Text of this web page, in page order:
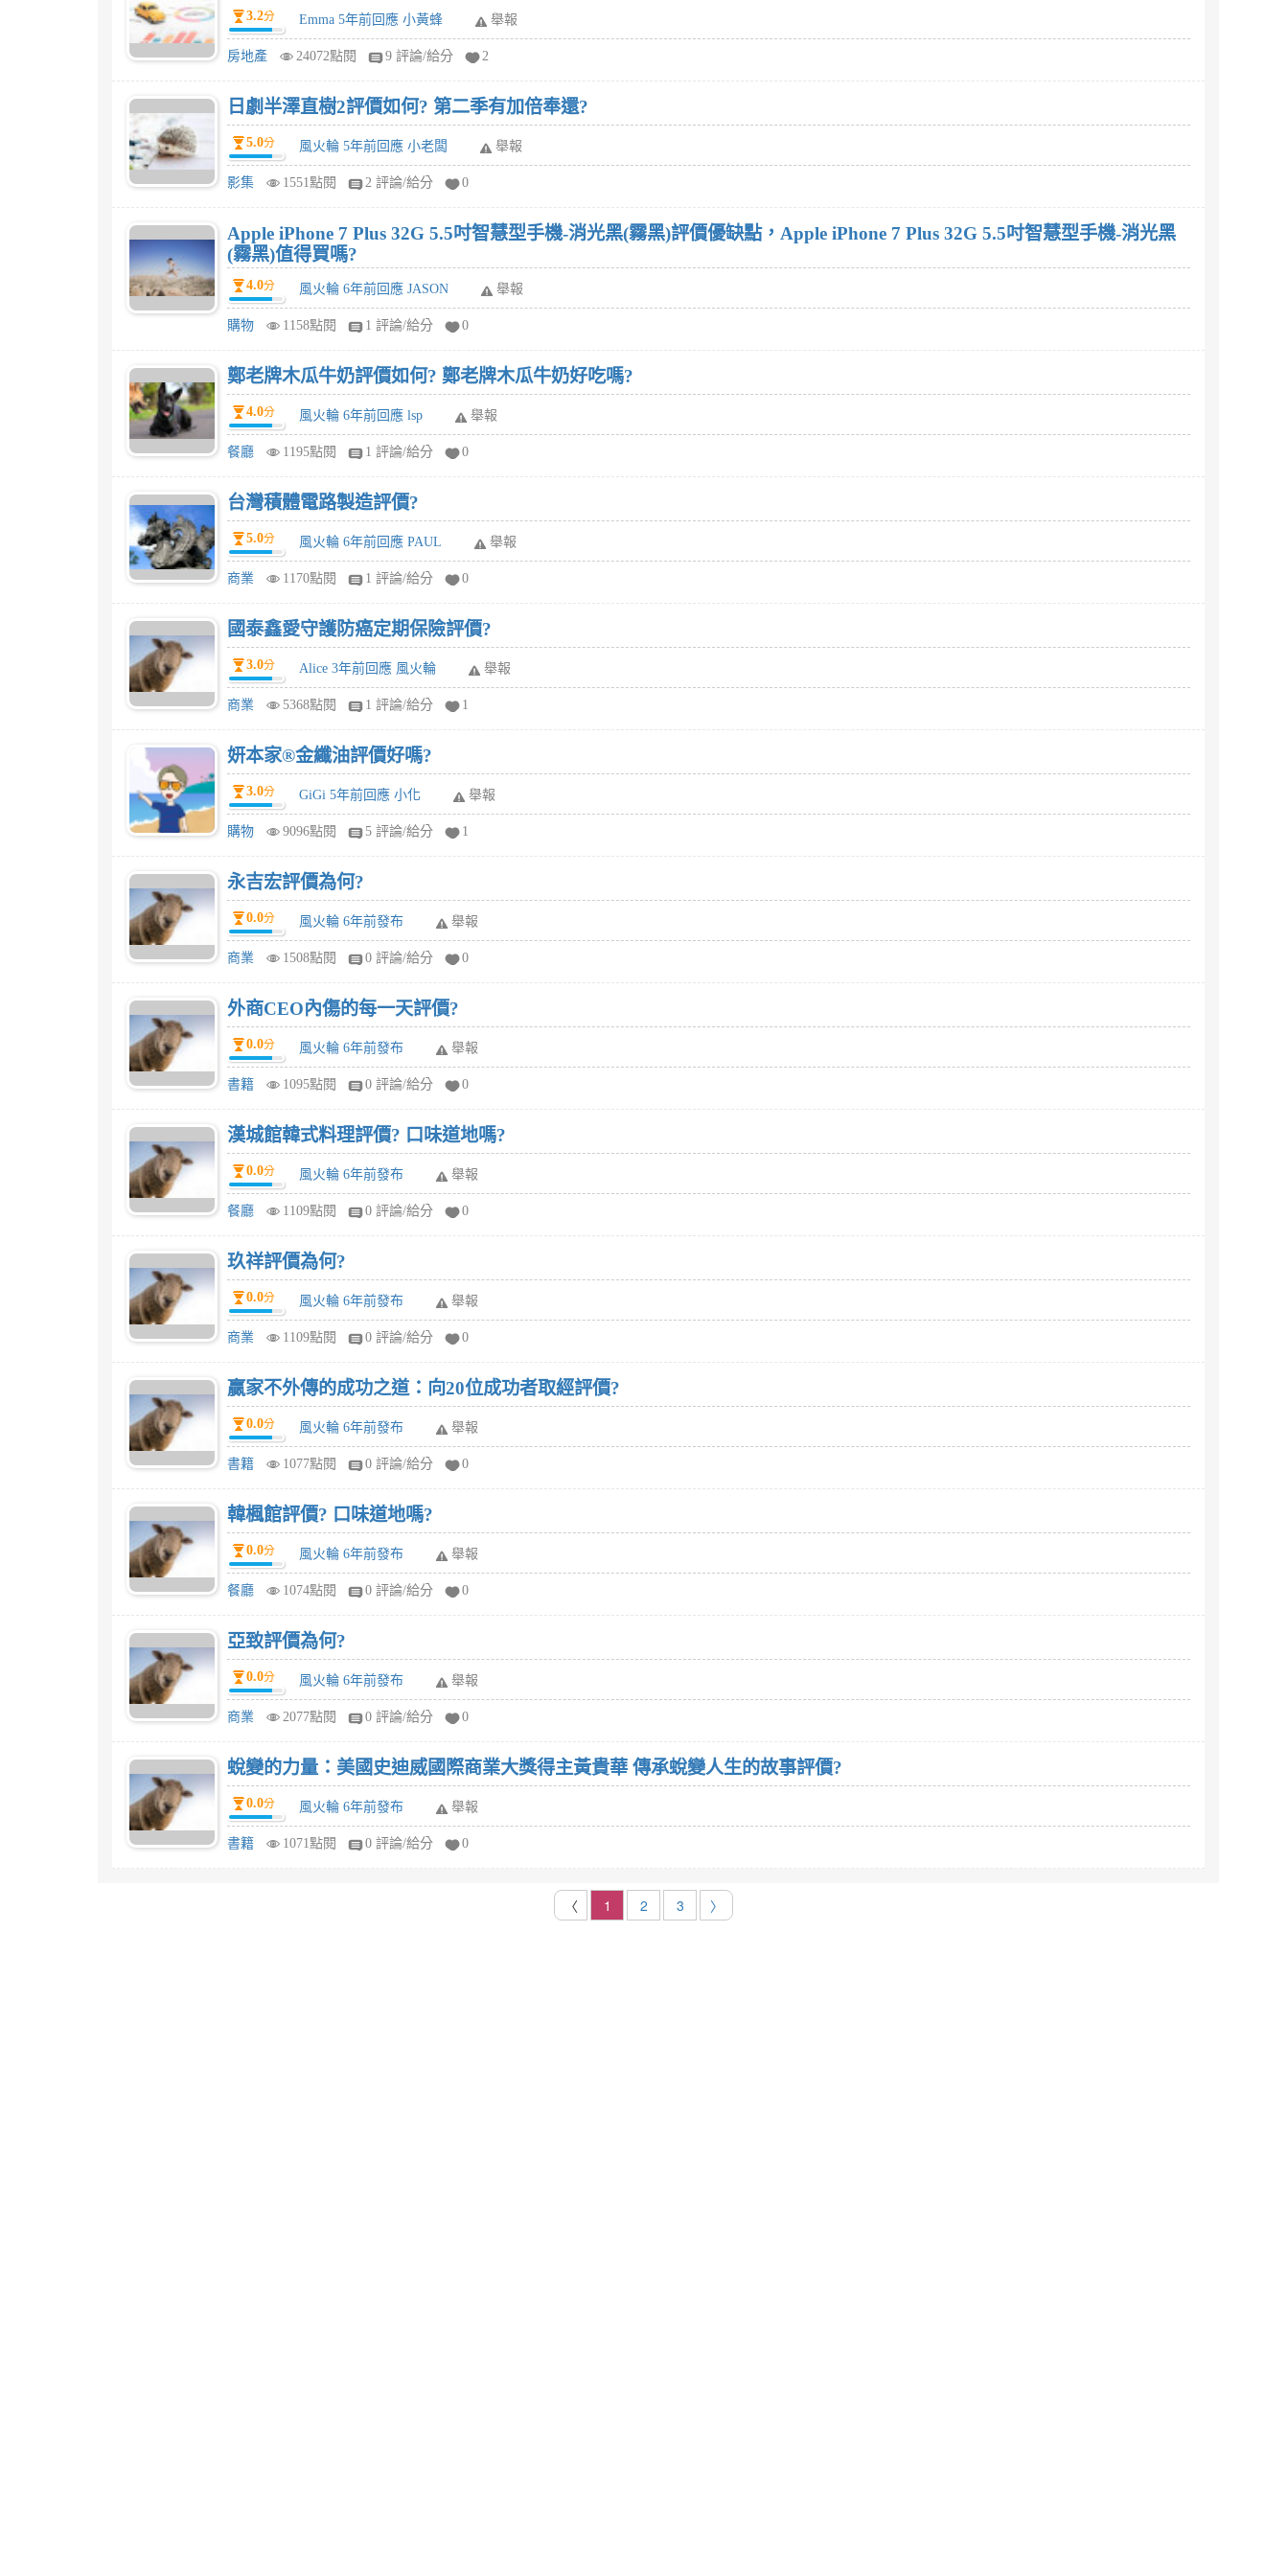
3.2分 Emma 5年前回應 小黃蜂 舉報
房地產 24072點閱 9 評論/給分 2
日劇半澤直樹2評價如何? 第二季有加倍奉還?
5.0分 風火輪 5年前回應 小老闆 舉報
影集 1551點閱 2 評論/給分 0
Apple iPhone 7 Plus 32G 5.5吋智慧型手機-消光黑(霧黑)評價優缺點，Apple iPhone 7 Plus 32G 5.5吋智慧型手機-消光黑
(霧黑)值得買嗎?
4.0分 風火輪 6年前回應 JASON 舉報
購物 1158點閱 1 評論/給分 0
鄭老牌木瓜牛奶評價如何? 鄭老牌木瓜牛奶好吃嗎?
4.0分 風火輪 6年前回應 lsp 舉報
餐廳 1195點閱 1 評論/給分 0
台灣積體電路製造評價?
5.0分 風火輪 6年前回應 PAUL 舉報
商業 1170點閱 1 評論/給分 0
國泰鑫愛守護防癌定期保險評價?
3.0分 Alice 3年前回應 風火輪 舉報
商業 5368點閱 1 評論/給分 1
妍本家®金纖油評價好嗎?
3.0分 GiGi 5年前回應 小化 舉報
購物 9096點閱 5 評論/給分 1
永吉宏評價為何?
0.0分 風火輪 6年前發布 舉報
商業 1508點閱 0 評論/給分 0
外商CEO內傷的每一天評價?
0.0分 風火輪 6年前發布 舉報
書籍 1095點閱 0 評論/給分 0
漢城館韓式料理評價? 口味道地嗎?
0.0分 風火輪 6年前發布 舉報
餐廳 1109點閱 0 評論/給分 0
玖祥評價為何?
0.0分 風火輪 6年前發布 舉報
商業 1109點閱 0 評論/給分 0
贏家不外傳的成功之道：向20位成功者取經評價?
0.0分 風火輪 6年前發布 舉報
書籍 1077點閱 0 評論/給分 0
韓楓館評價? 口味道地嗎?
0.0分 風火輪 6年前發布 舉報
餐廳 1074點閱 0 評論/給分 0
亞致評價為何?
0.0分 風火輪 6年前發布 舉報
商業 2077點閱 0 評論/給分 0
蛻變的力量：美國史迪威國際商業大獎得主黃貴華 傳承蛻變人生的故事評價?
0.0分 風火輪 6年前發布 舉報
書籍 1071點閱 0 評論/給分 0
〈 1 2 3 〉